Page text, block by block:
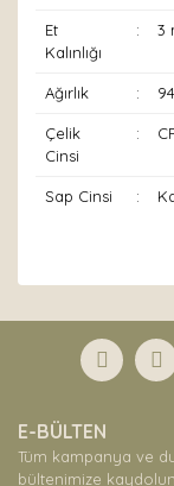
Et
Kalınlığı
: 3
Ağırlık :
Çelik
Cinsi
:
Sap Cinsi :
formunu
Görüş ve
Ürün
Ürün
E-BÜLTEN
Tüm kampanya ve
bültenimize